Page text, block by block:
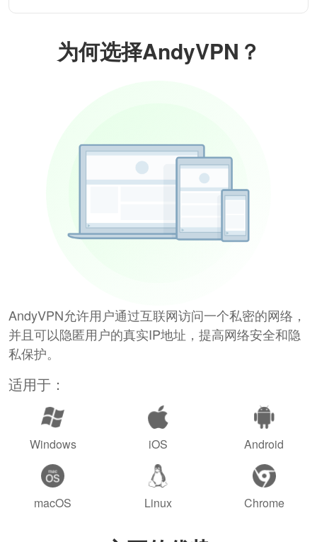
为何选择AndyVPN？
AndyVPN允许用户通过互联网访问一个私密的网络，
并且可以隐匿用户的真实IP地址，提高网络安全和隐
私保护。
适用于：
Windows iOS Android
macOS Linux Chrome